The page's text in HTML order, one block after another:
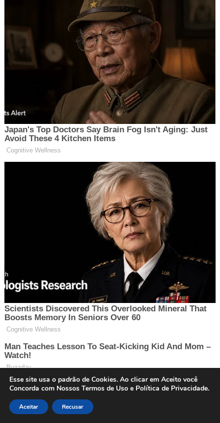
Esse site usa o padrão de Cookies. Ao clicar em Aceito você
Concorda com Nossos Termos de Uso e Política de Privacidade.
Aceitar Recusar